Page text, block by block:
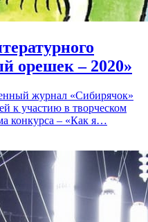
орешек – 2020»
журнал «Сибирячок»
к участию в творческом
конкурса – «Как я…